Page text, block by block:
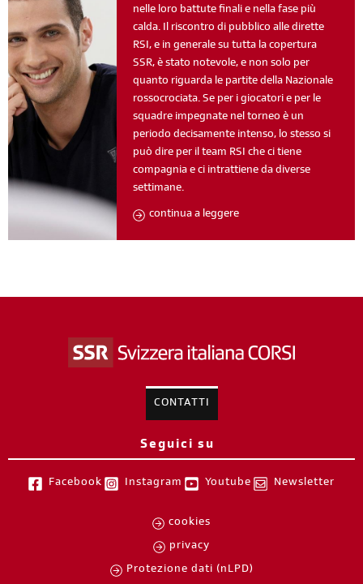
nelle loro battute finali e nella fase più
calda. Il riscontro di pubblico alle dirette
RSI, e in generale su tutta la copertura
SSR, è stato notevole, e non solo per
quanto riguarda le partite della Nazionale
rossocrociata. Se per i giocatori e per le
squadre impegnate nel torneo è un
periodo decisamente intenso, lo stesso si
può dire per il team RSI che ci tiene
compagnia e ci intrattiene da diverse
settimane.
continua a leggere
nelle loro battute finali e nella fase più
RSI, e in generale su tutta la copertura
SSR, è stato notevole, e non solo per
rossocrociata. Se per i giocatori e per le
squadre impegnate nel torneo è un
periodo decisamente intenso, lo stesso si
compagnia e ci intrattiene da diverse
settimane.